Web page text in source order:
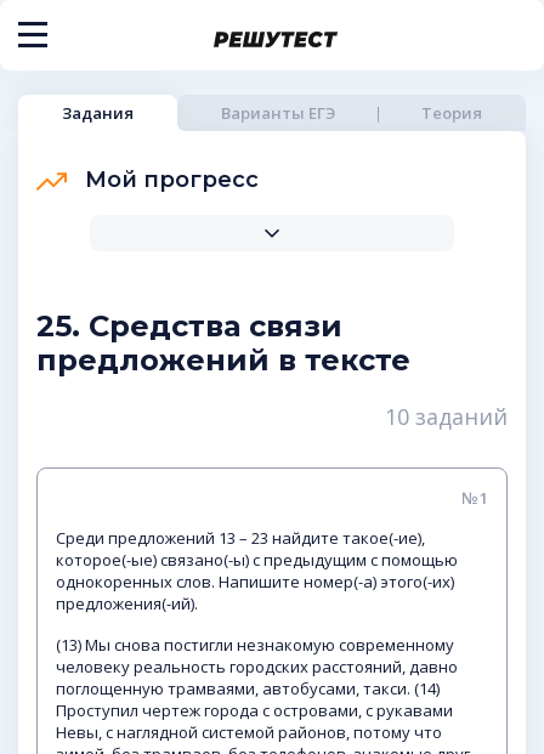
Задания Варианты ЕГЭ Теория
Мой прогресс
25. Средства связи
предложений в тексте
10 заданий
№1
Среди предложений 13 – 23 найдите такое(-ие),
которое(-ые) связано(-ы) с предыдущим с помощью
однокоренных слов. Напишите номер(-а) этого(-их)
предложения(-ий).
(13) Мы снова постигли незнакомую современному
человеку реальность городских расстояний, давно
поглощенную трамваями, автобусами, такси. (14)
Проступил чертеж города с островами, с рукавами
Невы, с наглядной системой районов, потому что